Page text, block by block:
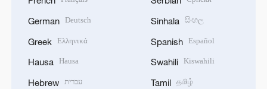
German Deutsch
Greek Ελληνικά
Hausa Hausa
Hebrew עברית
Sinhala සිංහල
Spanish Español
Swahili Kiswahili
Tamil தமிழ்